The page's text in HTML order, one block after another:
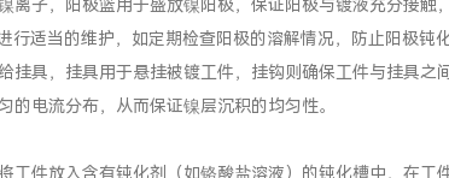
离子，阳极篮用于盛放镍阳极，保证阳极与镀液充分接触
适当的维护，如定期检查阳极的溶解情况，防止阳极钝化
挂具，挂具用于悬挂被镀工件，挂钩则确保工件与挂具之
电流分布，从而保证镍层沉积的均匀性。
件放入含有钝化剂（如铬酸盐溶液）的钝化槽中，在工